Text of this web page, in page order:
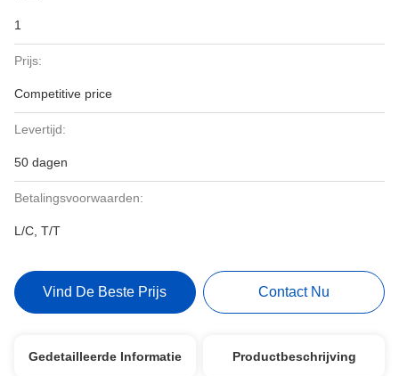
1
Prijs:
Competitive price
Levertijd:
50 dagen
Betalingsvoorwaarden:
L/C, T/T
Vind De Beste Prijs Contact Nu
Gedetailleerde Informatie Productbeschrijving